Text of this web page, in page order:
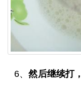
6、然后继续打